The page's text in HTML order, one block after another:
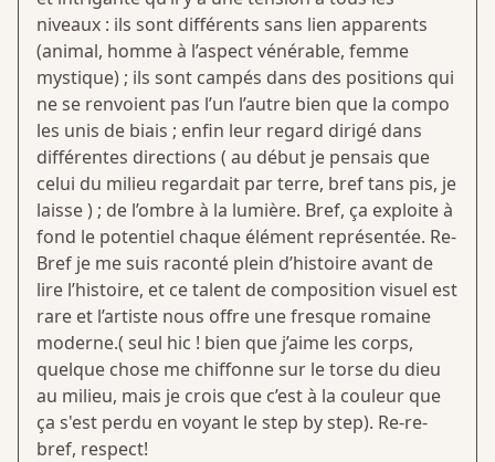
niveaux : ils sont différents sans lien apparents
(animal, homme à l’aspect vénérable, femme
mystique) ; ils sont campés dans des positions qui
ne se renvoient pas l’un l’autre bien que la compo
les unis de biais ; enfin leur regard dirigé dans
différentes directions ( au début je pensais que
celui du milieu regardait par terre, bref tans pis, je
laisse ) ; de l’ombre à la lumière. Bref, ça exploite à
fond le potentiel chaque élément représentée. Re-
Bref je me suis raconté plein d’histoire avant de
lire l’histoire, et ce talent de composition visuel est
rare et l’artiste nous offre une fresque romaine
moderne.( seul hic ! bien que j’aime les corps,
quelque chose me chiffonne sur le torse du dieu
au milieu, mais je crois que c’est à la couleur que
ça s'est perdu en voyant le step by step). Re-re-
bref, respect!